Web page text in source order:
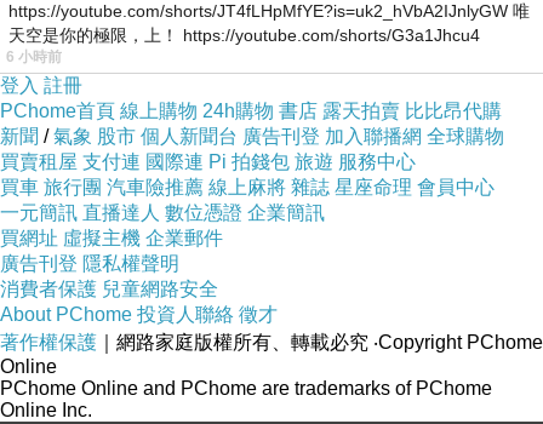
拍合照預備備
https://youtube.com/shorts/JT4fLHpMfYE?is=uk2_hVbA2IJnlyGW 唯
天空是你的極限，上！ https://youtube.com/shorts/G3a1Jhcu4
6 小時前
登入 註冊
PChome首頁 線上購物 24h購物 書店 露天拍賣 比比昂代購
新聞 /氣象 股市 個人新聞台 廣告刊登 加入聯播網 全球購物
買賣租屋 支付連 國際連 Pi 拍錢包 旅遊 服務中心
買車 旅行團 汽車險推薦 線上麻將 雜誌 星座命理 會員中心
一元簡訊 直播達人 數位憑證 企業簡訊
買網址 虛擬主機 企業郵件
廣告刊登 隱私權聲明
消費者保護 兒童網路安全
About PChome 投資人聯絡 徵才
著作權保護 ｜網路家庭版權所有、轉載必究 ‧Copyright PChome
Online
PChome Online and PChome are trademarks of PChome
Online Inc.